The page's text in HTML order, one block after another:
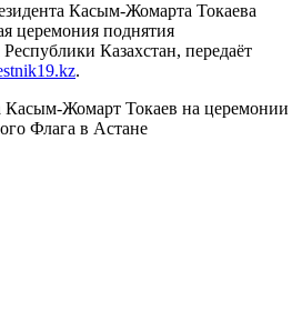
Касым-Жомарта Токаева
церемония поднятия
Казахстан, передаёт
.